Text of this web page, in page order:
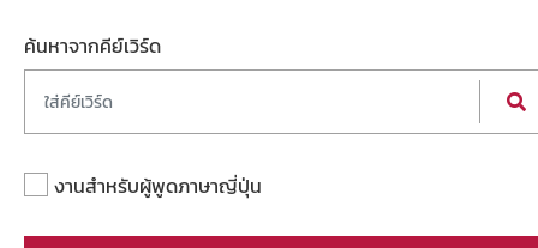
ค้นหาจากคีย์เวิร์ด
งานสำหรับผู้พูดภาษาญี่ปุ่น